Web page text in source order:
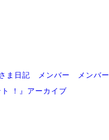
ま日記 メンバー メンバ
ト ！』アーカイブ